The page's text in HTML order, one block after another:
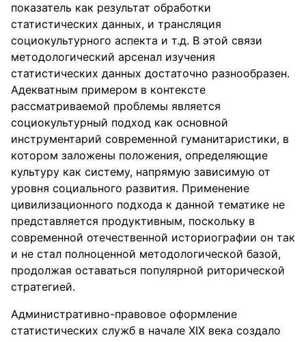
показатель как результат обработки
статистических данных, и трансляция
социокультурного аспекта и т.д. В этой связи
методологический арсенал изучения
статистических данных достаточно разнообразен.
Адекватным примером в контексте
рассматриваемой проблемы является
социокультурный подход как основной
инструментарий современной гуманитаристики, в
котором заложены положения, определяющие
культуру как систему, напрямую зависимую от
уровня социального развития. Применение
цивилизационного подхода к данной тематике не
представляется продуктивным, поскольку в
современной отечественной историографии он так
и не стал полноценной методологической базой,
продолжая оставаться популярной риторической
стратегией.
Административно-правовое оформление
статистических служб в начале XIX века создало